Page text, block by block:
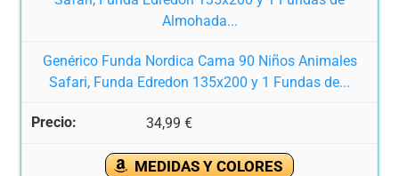
Genérico Funda Nordica Cama 90 Niños Animales
Safari, Funda Edredon 135x200 y 1 Fundas de...
34,99 €
MEDIDAS Y COLORES